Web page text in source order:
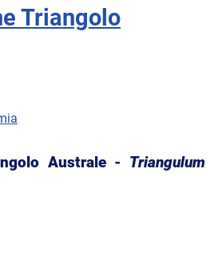
Triangolo
Australe - Triangulum